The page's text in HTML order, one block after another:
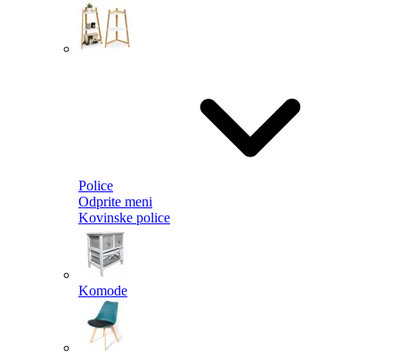
Police
Odprite meni
Kovinske police
Komode